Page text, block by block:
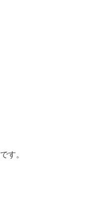
です。